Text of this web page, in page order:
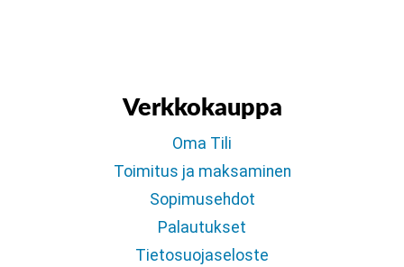
Verkkokauppa
Oma Tili
Toimitus ja maksaminen
Sopimusehdot
Palautukset
Tietosuojaseloste